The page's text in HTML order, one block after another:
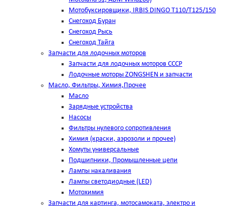
Мотобуксировщики, IRBIS DINGO Т110/Т125/150
Снегоход Буран
Снегоход Рысь
Снегоход Тайга
Запчасти для лодочных моторов
Запчасти для лодочных моторов СССР
Лодочные моторы ZONGSHEN и запчасти
Масло, Фильтры, Химия,Прочее
Масло
Зарядные устройства
Насосы
Фильтры нулевого сопротивления
Химия (краски, аэрозоли и прочее)
Хомуты универсальные
Подшипники, Промышленные цепи
Лампы накаливания
Лампы светодиодные (LED)
Мотохимия
Запчасти для картинга, мотосамоката, электро и